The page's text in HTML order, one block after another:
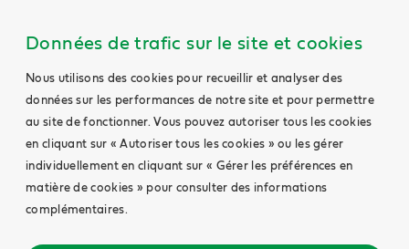
Données de trafic sur le site et cookies
Nous utilisons des cookies pour recueillir et analyser des
données sur les performances de notre site et pour permettre
au site de fonctionner. Vous pouvez autoriser tous les cookies
en cliquant sur « Autoriser tous les cookies » ou les gérer
individuellement en cliquant sur « Gérer les préférences en
matière de cookies » pour consulter des informations
complémentaires.